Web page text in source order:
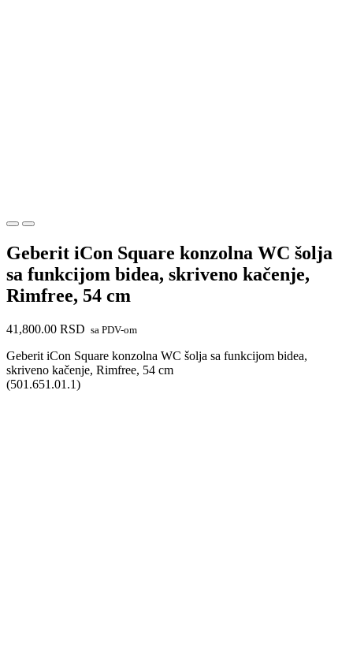
Geberit iCon Square konzolna WC šolja
sa funkcijom bidea, skriveno kačenje,
Rimfree, 54 cm
41,800.00 RSD sa PDV-om
Geberit iCon Square konzolna WC šolja sa funkcijom bidea,
skriveno kačenje, Rimfree, 54 cm
(501.651.01.1)